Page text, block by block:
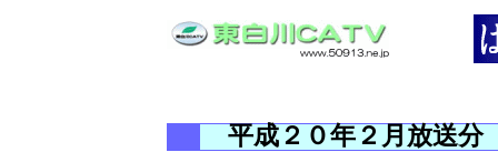
平成２０年２月放送分